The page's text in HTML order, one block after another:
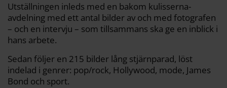
Utställningen inleds med en bakom kulisserna-
avdelning med ett antal bilder av och med fotografen
– och en intervju – som tillsammans ska ge en inblick i
hans arbete.
Sedan följer en 215 bilder lång stjärnparad, löst
indelad i genrer: pop/rock, Hollywood, mode, James
Bond och sport.